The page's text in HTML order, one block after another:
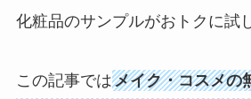
化粧品のサンプルがおトクに試
この記事ではメイク・コスメの